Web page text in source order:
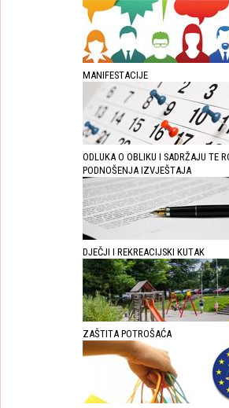
MANIFESTACIJE
ODLUKA O OBLIKU I SADRŽAJU TE
PODNOŠENJA IZVJEŠTAJA
DJEČJI I REKREACIJSKI KUTAK
ZAŠTITA POTROŠAĆA